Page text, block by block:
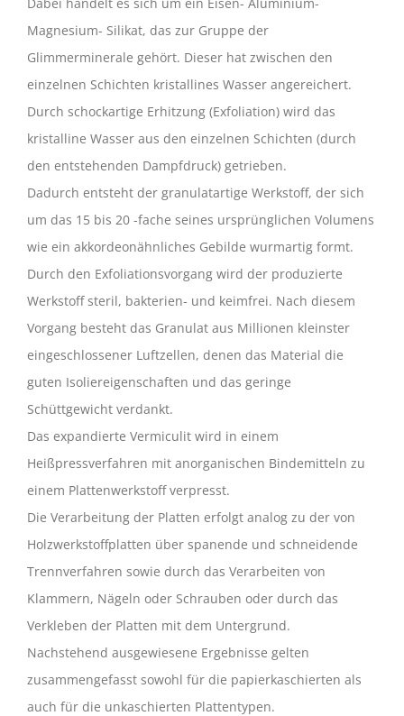
Magnesium- Silikat, das zur Gruppe der
Glimmerminerale gehört. Dieser hat zwischen den
einzelnen Schichten kristallines Wasser angereichert.
Durch schockartige Erhitzung (Exfoliation) wird das
kristalline Wasser aus den einzelnen Schichten (durch
den entstehenden Dampfdruck) getrieben.
Dadurch entsteht der granulatartige Werkstoff, der sich
um das 15 bis 20 -fache seines ursprünglichen Volumens
wie ein akkordeonähnliches Gebilde wurmartig formt.
Durch den Exfoliationsvorgang wird der produzierte
Werkstoff steril, bakterien- und keimfrei. Nach diesem
Vorgang besteht das Granulat aus Millionen kleinster
eingeschlossener Luftzellen, denen das Material die
guten Isoliereigenschaften und das geringe
Schüttgewicht verdankt.
Das expandierte Vermiculit wird in einem
Heißpressverfahren mit anorganischen Bindemitteln zu
einem Plattenwerkstoff verpresst.
Die Verarbeitung der Platten erfolgt analog zu der von
Holzwerkstoffplatten über spanende und schneidende
Trennverfahren sowie durch das Verarbeiten von
Klammern, Nägeln oder Schrauben oder durch das
Verkleben der Platten mit dem Untergrund.
Nachstehend ausgewiesene Ergebnisse gelten
zusammengefasst sowohl für die papierkaschierten als
auch für die unkaschierten Plattentypen.